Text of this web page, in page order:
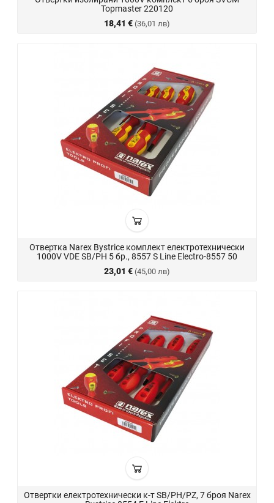
Topmaster 220120
18,41 € (36,01 лв)
Отвертка Narex Bystrice комплект електротехнически
1000V VDE SB/PH 5 бр., 8557 S Line Electro-8557 50
23,01 € (45,00 лв)
Отвертки електротехнически к-т SB/PH/PZ, 7 броя Narex